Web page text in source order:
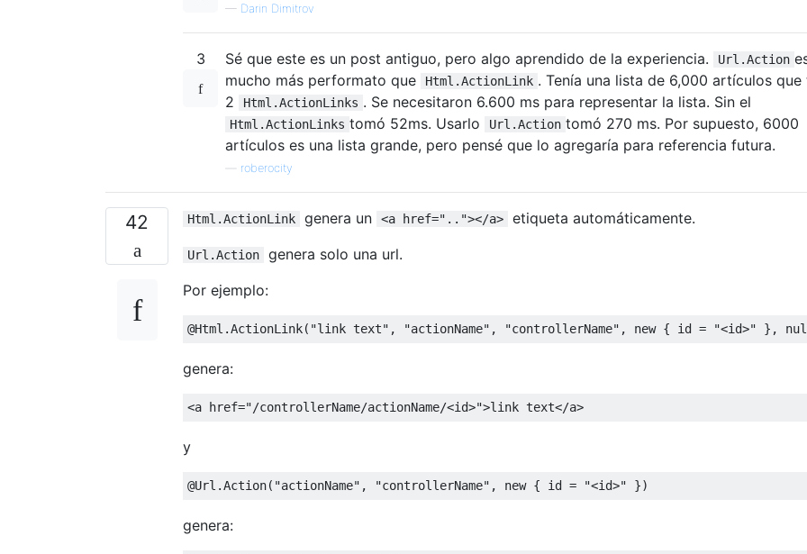
— Darin Dimitrov
3 Sé que este es un post antiguo, pero algo aprendido de la experiencia. Url.Action
mucho más performato que
Html.ActionLink . Tenía una lista de 6,000 artículos que
2
Html.ActionLinks . Se necesitaron 6.600 ms para representar la lista. Sin el
Html.ActionLinks tomó 52ms. Usarlo Url.Action tomó 270 ms. Por supuesto, 6000
artículos es una lista grande, pero pensé que lo agregaría para referencia futura.
roberocity
42 Html.ActionLink genera un <a href=".."></a> etiqueta automáticamente.
Url.Action
genera solo una url.
Por ejemplo:
@Html .ActionLink( "link text" , "actionName" , "controllerName" , new { id = "<id>" },
genera:
<a href="/controllerName/actionName/<id>">link text</a>
y
@Url .Action( "actionName" , "controllerName" , new { id = "<id>" })
genera: